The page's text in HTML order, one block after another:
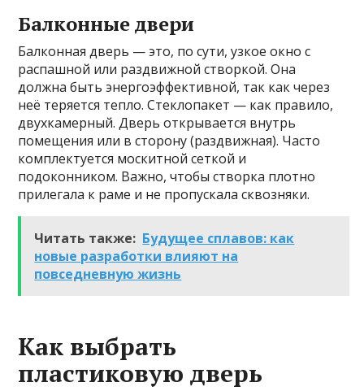
Балконные двери
Балконная дверь — это, по сути, узкое окно с
распашной или раздвижной створкой. Она
должна быть энергоэффективной, так как через
неё теряется тепло. Стеклопакет — как правило,
двухкамерный. Дверь открывается внутрь
помещения или в сторону (раздвижная). Часто
комплектуется москитной сеткой и
подоконником. Важно, чтобы створка плотно
прилегала к раме и не пропускала сквозняки.
Читать также: Будущее сплавов: как
новые разработки влияют на
повседневную жизнь
Как выбрать
пластиковую дверь